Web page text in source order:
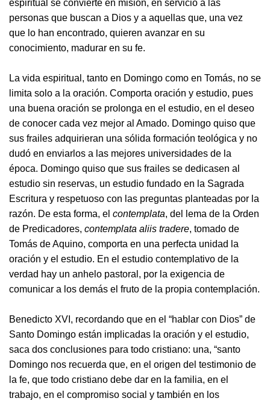
espiritual se convierte en misión, en servicio a las
personas que buscan a Dios y a aquellas que, una vez
que lo han encontrado, quieren avanzar en su
conocimiento, madurar en su fe.
La vida espiritual, tanto en Domingo como en Tomás, no se
limita solo a la oración. Comporta oración y estudio, pues
una buena oración se prolonga en el estudio, en el deseo
de conocer cada vez mejor al Amado. Domingo quiso que
sus frailes adquirieran una sólida formación teológica y no
dudó en enviarlos a las mejores universidades de la
época. Domingo quiso que sus frailes se dedicasen al
estudio sin reservas, un estudio fundado en la Sagrada
Escritura y respetuoso con las preguntas planteadas por la
razón. De esta forma, el contemplata, del lema de la Orden
de Predicadores, contemplata aliis tradere, tomado de
Tomás de Aquino, comporta en una perfecta unidad la
oración y el estudio. En el estudio contemplativo de la
verdad hay un anhelo pastoral, por la exigencia de
comunicar a los demás el fruto de la propia contemplación.
Benedicto XVI, recordando que en el “hablar con Dios” de
Santo Domingo están implicadas la oración y el estudio,
saca dos conclusiones para todo cristiano: una, “santo
Domingo nos recuerda que, en el origen del testimonio de
la fe, que todo cristiano debe dar en la familia, en el
trabajo, en el compromiso social y también en los